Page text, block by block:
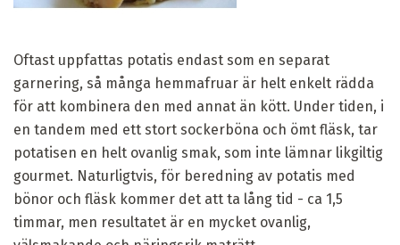
Oftast uppfattas potatis endast som en separat
garnering, så många hemmafruar är helt enkelt rädda
för att kombinera den med annat än kött. Under tiden, i
en tandem med ett stort sockerböna och ömt fläsk, tar
potatisen en helt ovanlig smak, som inte lämnar likgiltig
gourmet. Naturligtvis, för beredning av potatis med
bönor och fläsk kommer det att ta lång tid - ca 1,5
timmar, men resultatet är en mycket ovanlig,